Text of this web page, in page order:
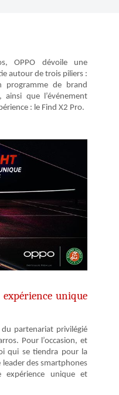
OPPO dévoile une
autour de trois piliers :
programme de brand
que l’événement
: le Find X2 Pro.
unique
partenariat privilégié
Pour l’occasion, et
qui se tiendra pour la
des smartphones
expérience unique et